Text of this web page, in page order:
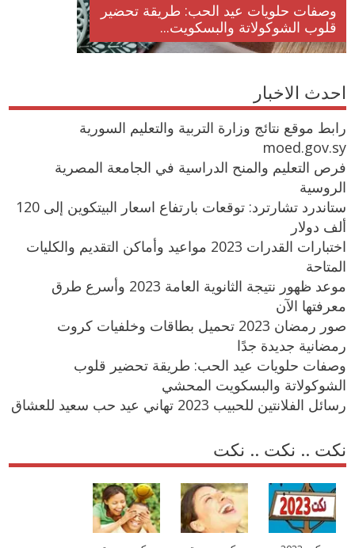
وصفات حلويات عيد الحب: طريقة تحضير
قلوب الشوكولاتة والبسكويت...
احدث الاخبار
رابط موقع نتائج وزارة التربية والتعليم السورية
moed.gov.sy
فرص التعليم والمنح الدراسية في الجامعة المصرية
الروسية
ستاندرد تشارترد: توقعات بارتفاع اسعار البيتكوين إلى 120
ألف دولار
اختبارات القدرات 2023 مواعيد وأماكن التقديم والكليات
المتاحة
موعد ظهور نتيجة الثانوية العامة 2023 وأسرع طرق
معرفتها الآن
صور رمضان 2023 تحميل بطاقات وخلفيات كروت
رمضانية جديدة جدًا
وصفات حلويات عيد الحب: طريقة تحضير قلوب
الشوكولاتة والبسكويت المحشي
رسائل الفلانتين للحبيب 2023 تهاني عيد حب سعيد للعشاق
نكت .. نكت .. نكت